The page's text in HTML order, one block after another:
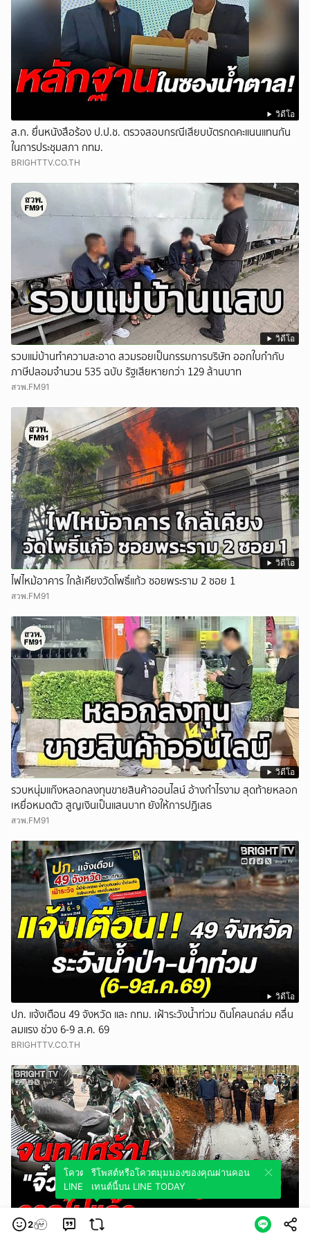
วิดีโอ
ส.ก. ยื่นหนังสือร้อง ป.ป.ช. ตรวจสอบกรณีเสียบบัตรกดคะแนนแทนกัน
ในการประชุมสภา กทม.
BRIGHTTV.CO.TH
วิดีโอ
รวบแม่บ้านทำความสะอาด สวมรอยเป็นกรรมการบริษัท ออกใบกำกับ
ภาษีปลอมจำนวน 535 ฉบับ รัฐเสียหายกว่า 129 ล้านบาท
สวพ.FM91
วิดีโอ
ไฟไหม้อาคาร ใกล้เคียงวัดโพธิ์แก้ว ซอยพระราม 2 ซอย 1
สวพ.FM91
วิดีโอ
รวบหนุ่มแก๊งหลอกลงทุนขายสินค้าออนไลน์ อ้างกำไรงาม สุดท้ายหลอก
เหยื่อหมดตัว สูญเงินเป็นแสนบาท ยังให้การปฏิเสธ
สวพ.FM91
วิดีโอ
ปภ. แจ้งเตือน 49 จังหวัด และ กทม. เฝ้าระวังน้ำท่วม ดินโคลนถล่ม คลื่น
ลมแรง ช่วง 6-9 ส.ค. 69
BRIGHTTV.CO.TH
วิดีโอ
2
โควตมุมมองของคุณผ่านคอนเทนต์นี้บน
LINE TODAY
รีโพสต์หรือโควตมุมมองของคุณผ่านคอน
เทนต์นี้บน LINE TODAY